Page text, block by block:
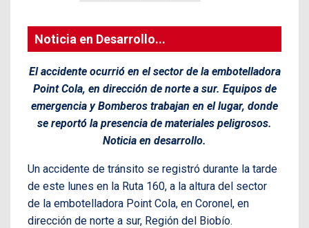
Noticia en Desarrollo...
El accidente ocurrió en el sector de la embotelladora
Point Cola, en dirección de norte a sur. Equipos de
emergencia y Bomberos trabajan en el lugar, donde
se reportó la presencia de materiales peligrosos.
Noticia en desarrollo.
Un accidente de tránsito se registró durante la tarde
de este lunes en la Ruta 160, a la altura del sector
de la embotelladora Point Cola, en Coronel, en
dirección de norte a sur, Región del Biobío.